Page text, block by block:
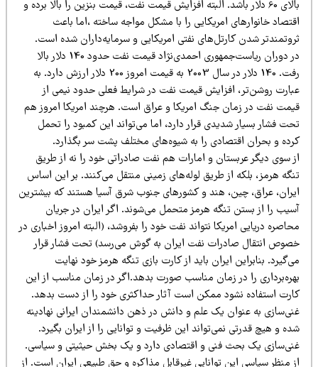
بالای 60 دلار باشد. البته افزایش قیمت نفت، قیمت بنزین را بالا برده و
خانوارهای امریکایی را با مشکل مواجه ساخته ،اما باعث
شدن کارتل‌های نفتی امریکایی و سرمایه‌داران شده است.
در دوران ریاست‌جمهوری احمدی‌نژاد قیمت نفت حدود 140 دلار بالا
رفت. 140 دلار در سال 2003 به قیمت امروز 200 دلار ارزش دارد. به
روشن‌تر، افزایش قیمت نفت در شرایط فعلی حدود نیمی از
نفت در زمان جنگ امریکا و عراق است. هرچند امریکا امروز هم
فشار بسیار شدیدی قرار دارد، اما می‌تواند این کمبود را تحمل
و بحران اقتصادی را به شیوه‌های مختلف پشت سر بگذارد.
سوی دیگر عربستان و امارات هم نفت صادراتی خود را نه از طریق
هرمز، بلکه از طریق لوله‌های زمینی منتقل می‌کنند. بر این اساس
عراق، چین، هند و کشورهای جنوب شرق آسیا هستند که بیشترین
را از بستن تنگه هرمز متحمل می‌شوند. اگر ایران در جریان
دریایی امریکا نتواند نفت خود را بفروشد، (البته امروز اخباری در
انتقال صادرات نفت ایران به گوش می‌رسد) تحت فشار قرار
بنابراین ایران باید از کارت بازی تنگه هرمز خود نهایت
را در زمان مناسب صورت بدهد.اگر در زمان مناسب از این
استفاده نشود ممکن است آثار حداکثری خود را از دست بدهد.
به عنوان یک علم و دانش در ذهن دانشمندان ایرانی نهادینه
و هیچ قدرتی نمی‌تواند این ظرفیت و توانایی را از ایران بگیرد.
یک بحث فنی و اقتصادی دارد و یک بخش حیثیتی و سیاسی.
منظر سیاسی این توانایی غیرقابل مذاکره و حق طبیعی ایران است. از